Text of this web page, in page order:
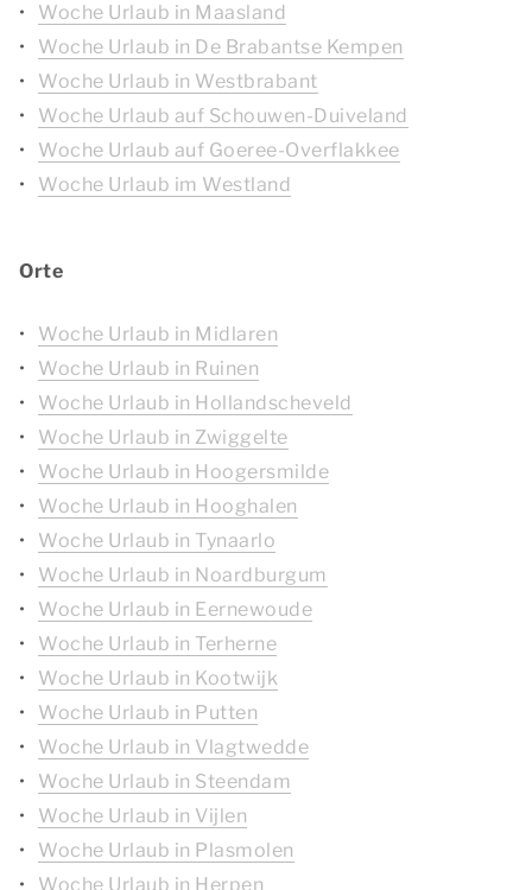
Woche Urlaub in Maasland
Woche Urlaub in De Brabantse Kempen
Woche Urlaub in Westbrabant
Woche Urlaub auf Schouwen-Duiveland
Woche Urlaub auf Goeree-Overflakkee
Woche Urlaub im Westland
Orte
Woche Urlaub in Midlaren
Woche Urlaub in Ruinen
Woche Urlaub in Hollandscheveld
Woche Urlaub in Zwiggelte
Woche Urlaub in Hoogersmilde
Woche Urlaub in Hooghalen
Woche Urlaub in Tynaarlo
Woche Urlaub in Noardburgum
Woche Urlaub in Eernewoude
Woche Urlaub in Terherne
Woche Urlaub in Kootwijk
Woche Urlaub in Putten
Woche Urlaub in Vlagtwedde
Woche Urlaub in Steendam
Woche Urlaub in Vijlen
Woche Urlaub in Plasmolen
Woche Urlaub in Herpen